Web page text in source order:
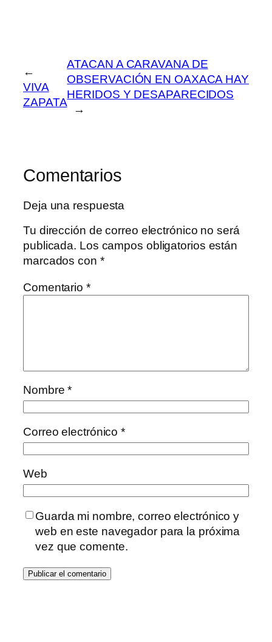
←
VIVA
ZAPATA
ATACAN A CARAVANA DE
OBSERVACIÓN EN OAXACA HAY
HERIDOS Y DESAPARECIDOS
→
Comentarios
Deja una respuesta
Tu dirección de correo electrónico no será
publicada. Los campos obligatorios están
marcados con *
Comentario *
Nombre*
Correo electrónico*
Web
Guarda mi nombre, correo electrónico y
web en este navegador para la próxima
vez que comente.